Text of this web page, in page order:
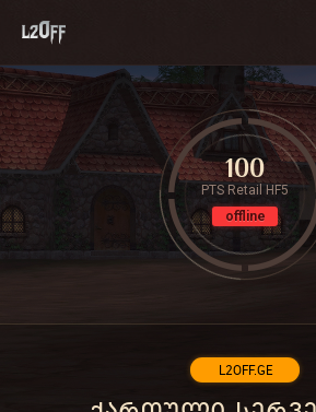
L2OFF.GE
100
PTS Retail HF5
offline